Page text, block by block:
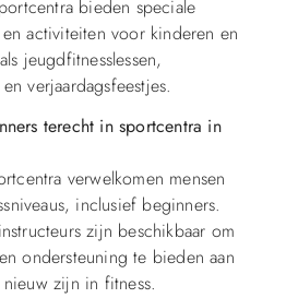
bieden speciale
en activiteiten voor kinderen en
jeugdfitnesslessen,
verjaardagsfeestjes.
terecht in sportcentra in
verwelkomen mensen
inclusief beginners.
zijn beschikbaar om
ondersteuning te bieden aan
zijn in fitness.